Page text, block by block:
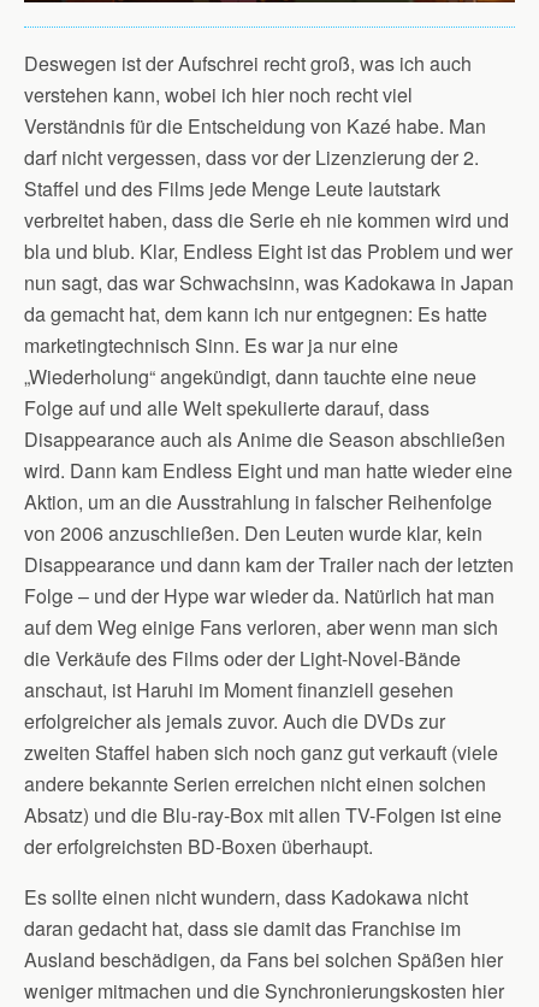
Deswegen ist der Aufschrei recht groß, was ich auch
verstehen kann, wobei ich hier noch recht viel
Verständnis für die Entscheidung von Kazé habe. Man
darf nicht vergessen, dass vor der Lizenzierung der 2.
Staffel und des Films jede Menge Leute lautstark
verbreitet haben, dass die Serie eh nie kommen wird und
bla und blub. Klar, Endless Eight ist das Problem und wer
nun sagt, das war Schwachsinn, was Kadokawa in Japan
da gemacht hat, dem kann ich nur entgegnen: Es hatte
marketingtechnisch Sinn. Es war ja nur eine
„Wiederholung“ angekündigt, dann tauchte eine neue
Folge auf und alle Welt spekulierte darauf, dass
Disappearance auch als Anime die Season abschließen
wird. Dann kam Endless Eight und man hatte wieder eine
Aktion, um an die Ausstrahlung in falscher Reihenfolge
von 2006 anzuschließen. Den Leuten wurde klar, kein
Disappearance und dann kam der Trailer nach der letzten
Folge – und der Hype war wieder da. Natürlich hat man
auf dem Weg einige Fans verloren, aber wenn man sich
die Verkäufe des Films oder der Light-Novel-Bände
anschaut, ist Haruhi im Moment finanziell gesehen
erfolgreicher als jemals zuvor. Auch die DVDs zur
zweiten Staffel haben sich noch ganz gut verkauft (viele
andere bekannte Serien erreichen nicht einen solchen
Absatz) und die Blu-ray-Box mit allen TV-Folgen ist eine
der erfolgreichsten BD-Boxen überhaupt.
Es sollte einen nicht wundern, dass Kadokawa nicht
daran gedacht hat, dass sie damit das Franchise im
Ausland beschädigen, da Fans bei solchen Späßen hier
weniger mitmachen und die Synchronierungskosten hier